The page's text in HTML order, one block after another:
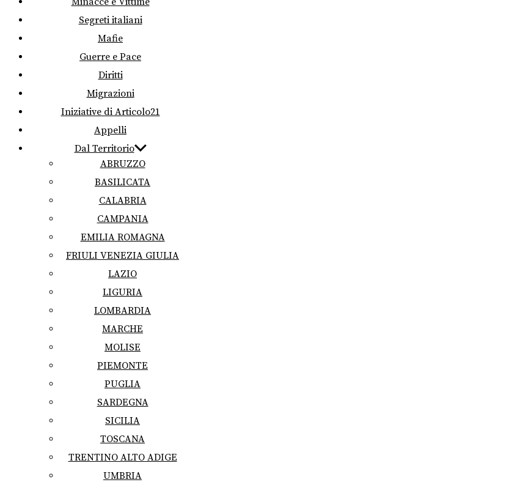
Segreti italiani
Mafie
Guerre e Pace
Diritti
Migrazioni
Iniziative di Articolo21
Appelli
Dal Territorio
ABRUZZO
BASILICATA
CALABRIA
CAMPANIA
EMILIA ROMAGNA
FRIULI VENEZIA GIULIA
LAZIO
LIGURIA
LOMBARDIA
MARCHE
MOLISE
PIEMONTE
PUGLIA
SARDEGNA
SICILIA
TOSCANA
TRENTINO ALTO ADIGE
UMBRIA